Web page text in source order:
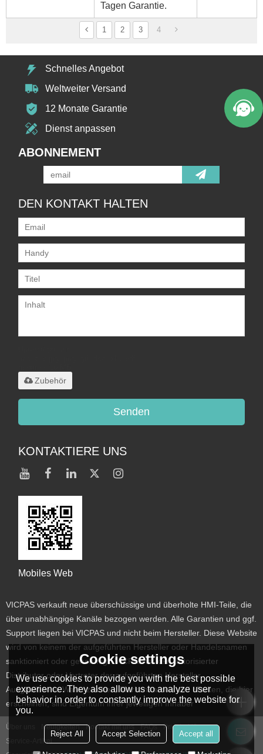
Tagen Garantie.
1 2 3 4
Schnelles Angebot
Weltweiter Versand
12 Monate Garantie
Dienst anpassen
ABONNEMENT
DEN KONTAKT HALTEN
Zubehör
Senden
KONTAKTIERE UNS
Mobiles Web
VICPAS verkauft neue überschüssige und überholte HMI-Teile, die
über unabhängige Kanäle bezogen werden. Alle Garantien und ggf.
Support liegen bei VICPAS und nicht beim Hersteller. Diese Website
wird von keinem der aufgeführten Hersteller oder Handelsnamen
sanktioniert oder genehmigt. VICPAS ist kein autorisierter
Distributor oder Vertreter der aufgeführten Hersteller.
Ausgewiesene Warenzeichen, Markennamen und Marken, die hier
erscheinen, sind Eigentum ihrer jeweiligen Inhaber
Über uns Neuigkeiten Kontakt mit uns FAQs
Privaterklärung
Service-Artikel
Cookie settings
We use cookies to provide you with the best possible
experience. They also allow us to analyze user
behavior in order to constantly improve the website for
you.
Reject All Accept Selection Accept all